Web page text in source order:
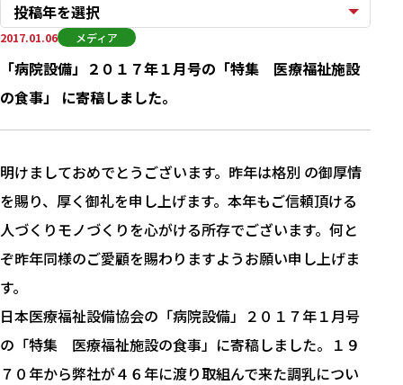
投稿年を選択
「病院設備」２０１７年１月号の「特集 医療福祉施設
の食事」 に寄稿しました。
2017.01.06 メディア
明けましておめでとうございます。昨年は格別 の御厚情
を賜り、厚く御礼を申し上げます。本年もご信頼頂ける
人づくりモノづくりを心がける所存でございます。何と
ぞ昨年同様のご愛顧を賜わりますようお願い申し上げま
す。
日本医療福祉設備協会の「病院設備」２０１７年１月号
の「特集 医療福祉施設の食事」に寄稿しました。１９
７０年から弊社が４６年に渡り取組んで来た調乳につい